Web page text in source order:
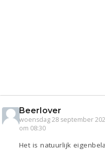
Beerlover
woensdag 28 september
om 08:30
Het is natuurlijk